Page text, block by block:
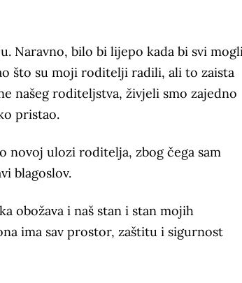
Naravno, bilo bi lijepo kada bi svi
što su moji roditelji radili, ali to zaista
našeg roditeljstva, živjeli smo zajedno
pristao.
novoj ulozi roditelja, zbog čega sam
blagoslov.
obožava i naš stan i stan mojih
ima sav prostor, zaštitu i sigurnost